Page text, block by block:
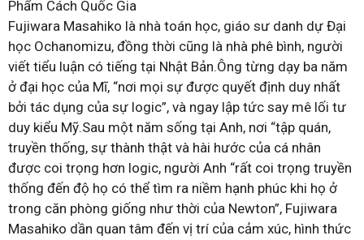
Phẩm Cách Quốc Gia
Fujiwara Masahiko là nhà toán học, giáo sư danh dự Đại
học Ochanomizu, đồng thời cũng là nhà phê bình, người
viết tiểu luận có tiếng tại Nhật Bản.Ông từng dạy ba năm
ở đại học của Mĩ, “nơi mọi sự được quyết định duy nhất
bởi tác dụng của sự logic”, và ngay lập tức say mê lối tư
duy kiểu Mỹ.Sau một năm sống tại Anh, nơi “tập quán,
truyền thống, sự thành thật và hài hước của cá nhân
được coi trọng hơn logic, người Anh “rất coi trọng truyền
thống đến độ họ có thể tìm ra niềm hạnh phúc khi họ ở
trong căn phòng giống như thời của Newton”, Fujiwara
Masahiko dần quan tâm đến vị trí của cảm xúc, hình thức